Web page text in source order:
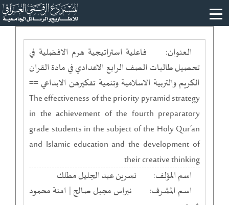
العنوان:
فاعلية استراتيجية هرم الافضلية في
تحصيل طالبات الصف الرابع الاعدادي في مادة القران
الكريم والتربية الاسلامية وتنمية تفكيرهن الابداعي ==
The effectiveness of the priority pyramid strategy
in the achievement of the fourth preparatory
grade students in the subject of the Holy Qur’an
and Islamic education and the development of
their creative thinking
اسم المؤلف:
نسرين عبد الجليل مطلك
اسم المشرف:
نبراس مجبل صالح | امنة محمود